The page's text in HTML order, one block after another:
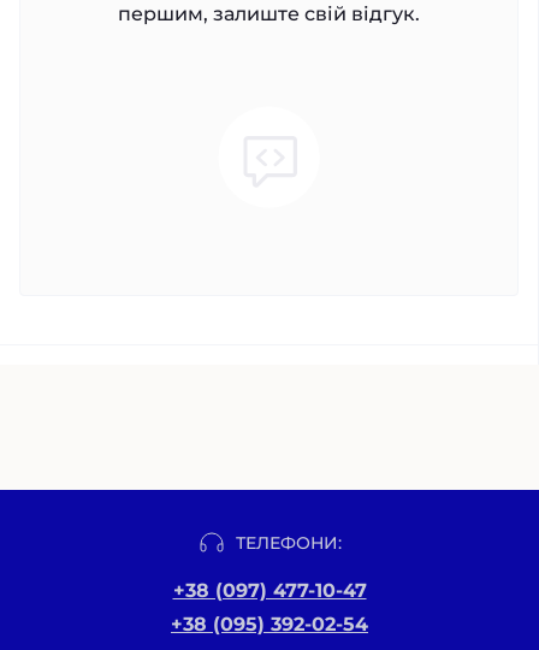
першим, залиште свій відгук.
ТЕЛЕФОНИ:
+38 (097) 477-10-47
+38 (095) 392-02-54